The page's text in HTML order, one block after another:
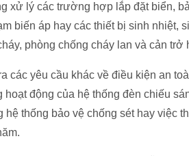
xử lý các trường hợp lắp đặt biển,
biến áp hay các thiết bị sinh nhiệt,
phòng chống cháy lan và cản
các yêu cầu khác về điều kiện an
hoạt động của hệ thống đèn chiếu
hệ thống bảo vệ chống sét hay việc